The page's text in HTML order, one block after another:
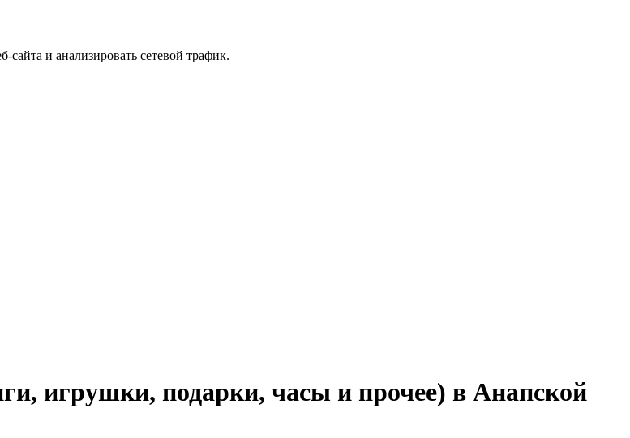
и анализировать сетевой трафик.
игрушки, подарки, часы и прочее) в Анапской